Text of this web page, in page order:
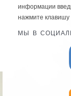
информации
нажмите клавишу
МЫ В